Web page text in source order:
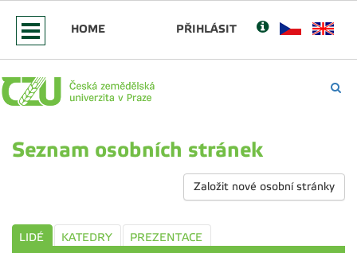
HOME PŘIHLÁSIT
Seznam osobních stránek
Založit nové osobní stránky
LIDÉ KATEDRY
PREZENTACE